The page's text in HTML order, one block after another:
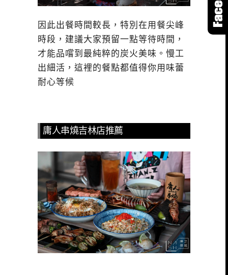
因此出餐時間較長，特別在用餐尖峰
時段，建議大家預留一點等待時間，
才能品嚐到最純粹的炭火美味。慢工
出細活，這裡的餐點都值得你用味蕾
耐心等候
庸人串燒吉林店推薦